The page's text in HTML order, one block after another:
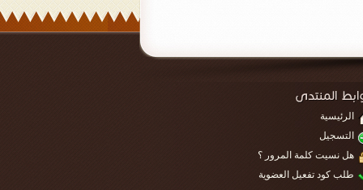
الرئيسية
التسجيل
هل نسيت كلمة المرور ؟
طلب كود تفعيل العضوية